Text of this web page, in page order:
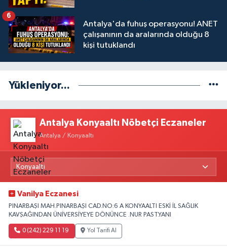
Antalya'da fuhuş operasyonu! ANET
çalışanının da aralarında olduğu 8
kişi tutuklandı
6
Yükleniyor...
Antalya Konyaaltı Nöbetçi Eczaneler
Antalya / Konyaaltı
Vanilya Eczanesi
PINARBAŞI MAH.PINARBAŞI CAD.NO:6 A KONYAALTI ESKİ İL SAĞLIK
KAVŞAĞINDAN ÜNİVERSİYEYE DÖNÜNCE .NUR PAST.YANI
0 (242) 229 11 19 Yol Tarifi Al